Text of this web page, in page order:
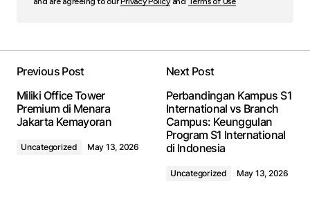
Previous Post
Miliki Office Tower
Premium di Menara
Jakarta Kemayoran
Uncategorized May 13, 2026
Next Post
Perbandingan Kampus S1
International vs Branch
Campus: Keunggulan
Program S1 International
di Indonesia
Uncategorized May 13, 2026